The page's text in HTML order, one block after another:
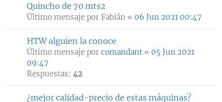
Quincho de 70 mts2
Último mensaje por Fabián « 06 Jun 2021 00:47
HTW alguien la conoce
Último mensaje por comandant « 05 Jun 2021
09:47
Respuestas: 42
¿mejor calidad-precio de estas máquinas?